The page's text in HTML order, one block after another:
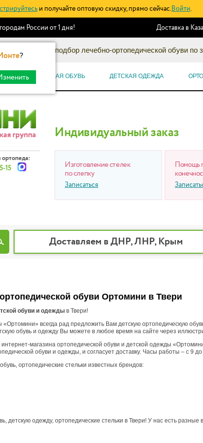
и получайте оптовую скидку, прямо сейчас.Войти.
?
России от 1 дня! Доставка в
каталог: подбор лечебно-ортопедической обуви
ОРТОПЕДИЧЕСКАЯ ОБУВЬ ДЕТСКАЯ ОДЕЖДА
ортопеда:
15
Индивидуальный заказ
Изготовление стелек
по слепку
Записаться
Помощь
Доставляем в ДНР, ЛНР, Крым
обуви Ортомини в Твери
обуви и одежды в Твери!
всегда рад предложить Вам детскую ортопедическую
обувь и одежду Вы можете в любое время на сайте через
магазина ортопедической обуви и детской одежды
обуви и одежды, и согласует доставку. Часы работы – с 9
ортопедические стельки известных брендов:
детскую одежду, ортопедические стельки в Твери! У нас есть